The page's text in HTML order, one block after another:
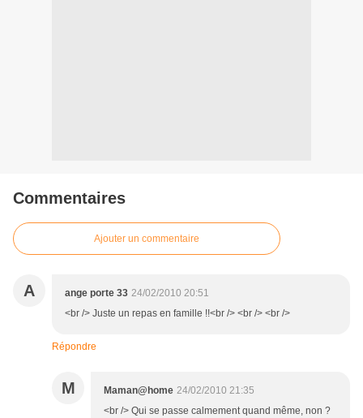
Commentaires
Ajouter un commentaire
A ange porte 33 24/02/2010 20:51
<br /> Juste un repas en famille !!<br /> <br /> <br />
Répondre
M Maman@home 24/02/2010 21:35
<br /> Qui se passe calmement quand même, non ?